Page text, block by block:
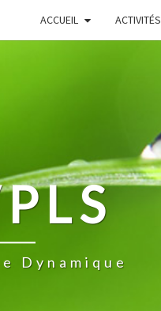
ACCUEIL ACTIVITÉS
Dynamique